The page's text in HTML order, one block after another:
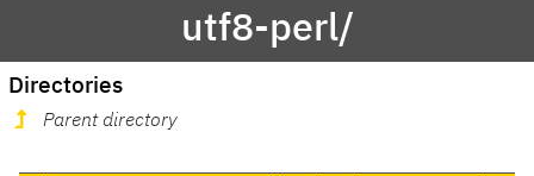
utf8-perl/
Directories
Parent directory